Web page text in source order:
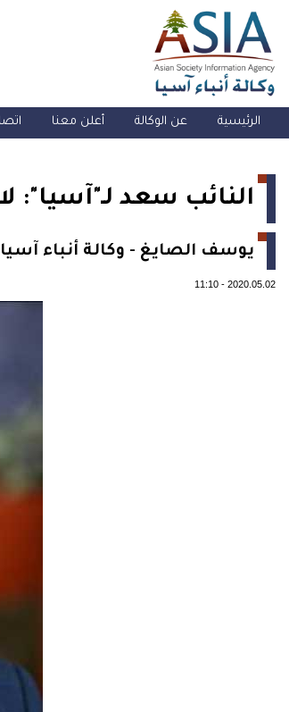
الرئيسية عن الوكالة أعلن معنا
النائب سعد لـ"آسيا":
يوسف الصايغ - وكالة أنباء آسيا
2020.05.02
-
11:10